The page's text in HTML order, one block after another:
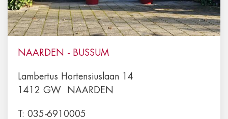
NAARDEN - BUSSUM
Lambertus Hortensiuslaan 14
1412 GW
NAARDEN
T: 035-6910005